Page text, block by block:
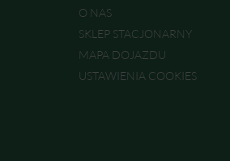
O NAS
SKLEP STACJONARNY
MAPA DOJAZDU
USTAWIENIA COOKIES